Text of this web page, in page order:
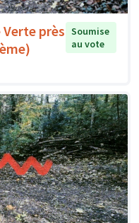
Verte près Soumise
au vote